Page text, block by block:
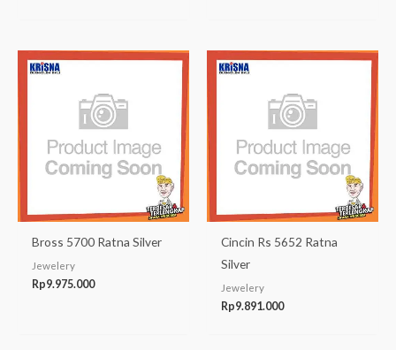
Bross 5700 Ratna Silver
Jewelery
Rp9.975.000
Cincin Rs 5652 Ratna
Silver
Jewelery
Rp9.891.000